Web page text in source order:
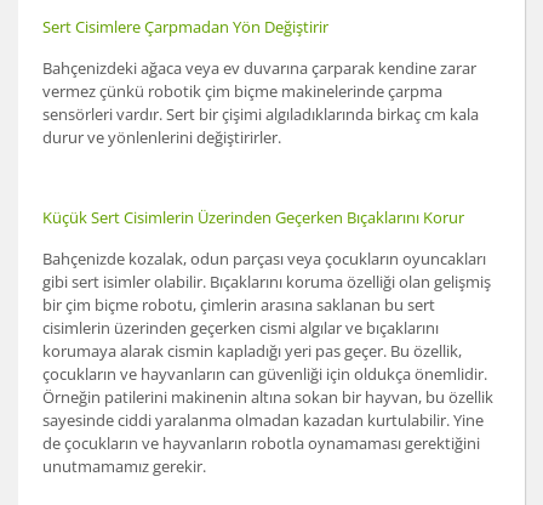
Sert Cisimlere Çarpmadan Yön Değiştirir
Bahçenizdeki ağaca veya ev duvarına çarparak kendine zarar
vermez çünkü robotik çim biçme makinelerinde çarpma
sensörleri vardır. Sert bir çişimi algıladıklarında birkaç cm kala
durur ve yönlenlerini değiştirirler.
Küçük Sert Cisimlerin Üzerinden Geçerken Bıçaklarını Korur
Bahçenizde kozalak, odun parçası veya çocukların oyuncakları
gibi sert isimler olabilir. Bıçaklarını koruma özelliği olan gelişmiş
bir çim biçme robotu, çimlerin arasına saklanan bu sert
cisimlerin üzerinden geçerken cismi algılar ve bıçaklarını
korumaya alarak cismin kapladığı yeri pas geçer. Bu özellik,
çocukların ve hayvanların can güvenliği için oldukça önemlidir.
Örneğin patilerini makinenin altına sokan bir hayvan, bu özellik
sayesinde ciddi yaralanma olmadan kazadan kurtulabilir. Yine
de çocukların ve hayvanların robotla oynamaması gerektiğini
unutmamamız gerekir.